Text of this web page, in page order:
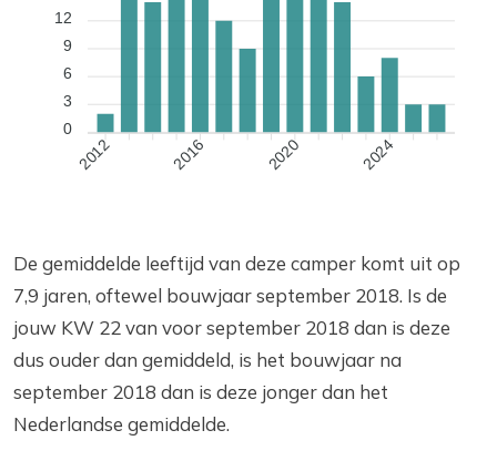
12
9
6
3
0
2012 2016 2020 2024
De gemiddelde leeftijd van deze camper komt uit op
7,9 jaren, oftewel bouwjaar september 2018. Is de
jouw KW 22 van voor september 2018 dan is deze
dus ouder dan gemiddeld, is het bouwjaar na
september 2018 dan is deze jonger dan het
Nederlandse gemiddelde.